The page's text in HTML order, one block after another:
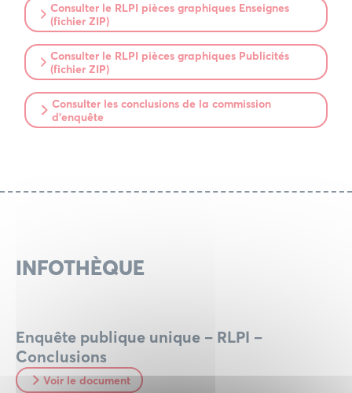
Consulter le RLPI pièces graphiques Enseignes
(fichier ZIP)
Consulter le RLPI pièces graphiques Publicités
(fichier ZIP)
Consulter les conclusions de la commission
d’enquête
INFOTHÈQUE
Enquête publique unique – RLPI –
Conclusions
Voir le document